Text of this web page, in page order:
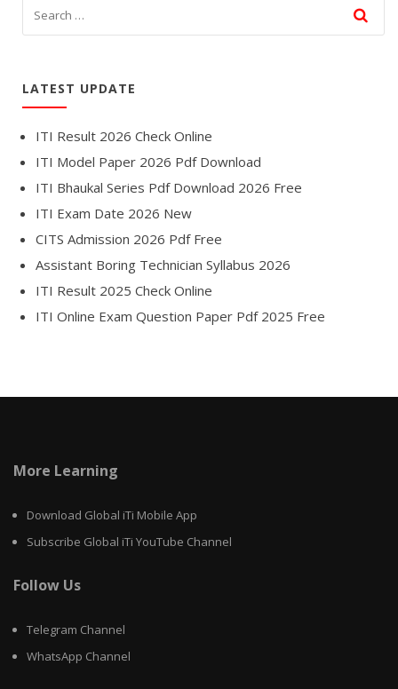
LATEST UPDATE
ITI Result 2026 Check Online
ITI Model Paper 2026 Pdf Download
ITI Bhaukal Series Pdf Download 2026 Free
ITI Exam Date 2026 New
CITS Admission 2026 Pdf Free
Assistant Boring Technician Syllabus 2026
ITI Result 2025 Check Online
ITI Online Exam Question Paper Pdf 2025 Free
More Learning
Download Global iTi Mobile App
Subscribe Global iTi YouTube Channel
Follow Us
Telegram Channel
WhatsApp Channel